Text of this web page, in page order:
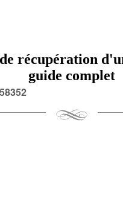
récupération
guide complet